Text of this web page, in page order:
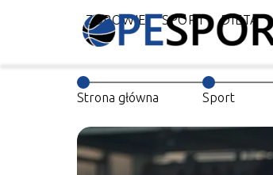
ZDROWIE SPORT DIETA
Strona główna Sport